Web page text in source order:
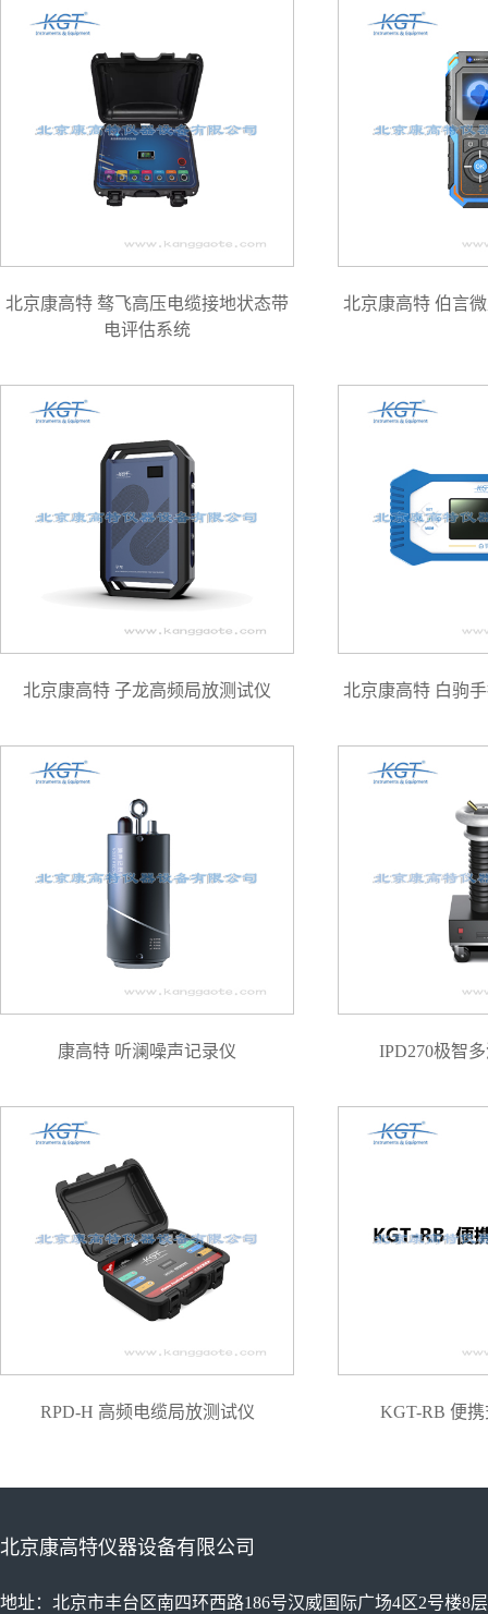
北京康高特 骜飞高压电缆接地状态带
电评估系统
北京康高特 伯言
北京康高特 子龙高频局放测试仪 北京康高特 白驹
康高特 听澜噪声记录仪 IPD270极智
RPD-H 高频电缆局放测试仪 KGT-RB 便
北京康高特仪器设备有限公司
地址：北京市丰台区南四环西路186号汉威国际广场4区2号楼8层